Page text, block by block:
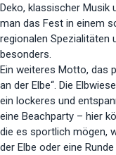
Deko, klassischer Musik
man das Fest in einem
regionalen Spezialitäten
besonders.
Ein weiteres Motto, das
an der Elbe“. Die
ein lockeres und
eine Beachparty – hier
die es sportlich mögen,
der Elbe oder eine